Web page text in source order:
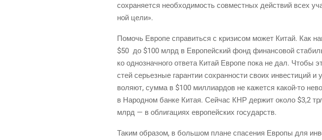
сохра­ня­ет­ся необ­хо­ди­мость сов­мест­ных дей­ствий всех
ной цели».
Помочь Евро­пе спра­вить­ся с кри­зи­сом может Китай. Как
$50 до $100 млрд в Евро­пей­ский фонд финан­со­вой
ко одно­знач­но­го отве­та Китай Евро­пе пока не дал. Что­бы
стей серьез­ные гаран­тии сохран­но­сти сво­их инве­сти­ций
во­ля­ют, сум­ма в $100 мил­ли­ар­дов не кажет­ся какой-то
в Народ­ном бан­ке Китая. Сей­час КНР дер­жит око­ло $3,2
млрд — в обли­га­ци­ях евро­пей­ских государств.
Таким обра­зом, в боль­шом плане спа­се­ния Евро­пы для